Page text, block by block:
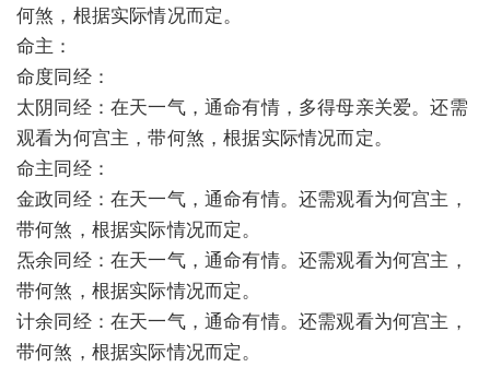
何煞，根据实际情况而定。
命主：
命度同经：
太阴同经：在天一气，通命有情，多得母亲关爱。还需
观看为何宫主，带何煞，根据实际情况而定。
命主同经：
金政同经：在天一气，通命有情。还需观看为何宫主，
带何煞，根据实际情况而定。
炁余同经：在天一气，通命有情。还需观看为何宫主，
带何煞，根据实际情况而定。
计余同经：在天一气，通命有情。还需观看为何宫主，
带何煞，根据实际情况而定。